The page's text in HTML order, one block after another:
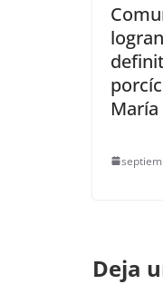
María
Deja